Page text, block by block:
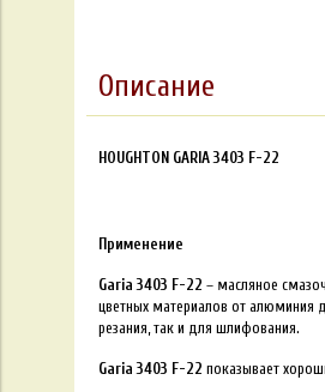
Описание
HOUGHTON GARIA 3403 F-22
Применение
Garia 3403 F-22 – масляное
цветных материалов от алюминия
резания, так и для шлифования.
Garia 3403 F-22 показывает